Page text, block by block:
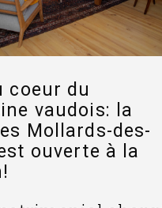
coeur du
vaudois: la
Mollards-des-
ouverte à la